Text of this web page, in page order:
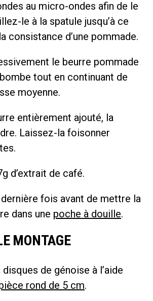
au micro-ondes afin de le
le à la spatule jusqu’à ce
consistance d’une pommade.
le beurre pommade
tout en continuant de
moyenne.
entièrement ajouté, la
Laissez-la foisonner
d’extrait de café.
fois avant de mettre la
dans une poche à douille.
MONTAGE
de génoise à l’aide
rond de 5 cm.